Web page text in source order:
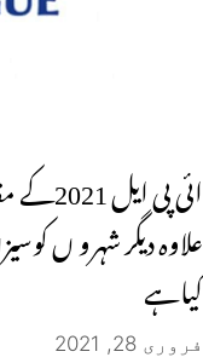
ائی
کیاہے
فروری 28, 2021